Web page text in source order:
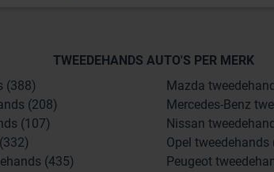
TWEEDEHANDS AUTO'S PER MERK
(388)
(208)
(107)
(435)
Mazda
Mercedes-Benz
Nissan
Opel tweedehands
Peugeot